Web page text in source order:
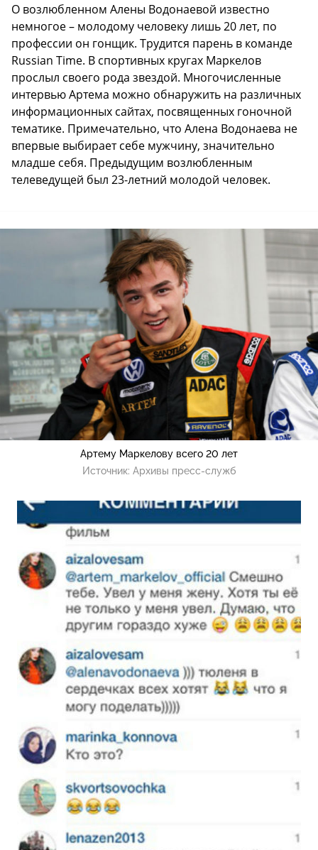
О возлюбленном Алены Водонаевой известно
немногое – молодому человеку лишь 20 лет, по
профессии он гонщик. Трудится парень в команде
Russian Time. В спортивных кругах Маркелов
прослыл своего рода звездой. Многочисленные
интервью Артема можно обнаружить на различных
информационных сайтах, посвященных гоночной
тематике. Примечательно, что Алена Водонаева не
впервые выбирает себе мужчину, значительно
младше себя. Предыдущим возлюбленным
телеведущей был 23-летний молодой человек.
Артему Маркелову всего 20 лет
Источник: Архивы пресс-служб